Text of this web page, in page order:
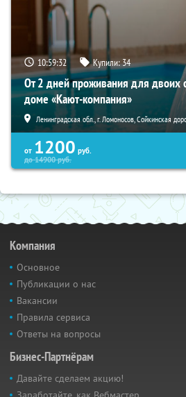
10:59:31 Купили:34
От 2 дней проживания для двоих
доме «Кают-компания»
Ленинградская обл., г. Ломоносов, Сойкинская
от 1200 руб.
до14900руб.
Компания
Основное
Публикации о нас
Вакансии
Правила сервиса
Ответы на вопросы
Бизнес-Партнёрам
Давайте сделаем акцию!